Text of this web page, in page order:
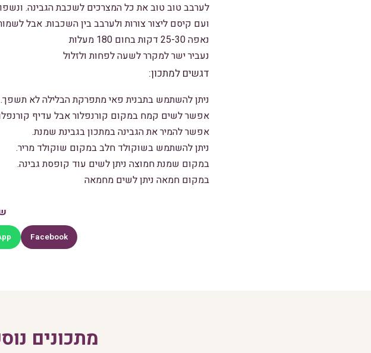
לערבב טוב טוב את כל המצרכים לשכבת הגבינה.
ועם קיסם ליצור צורות ולערבב בין השכבות. אבל
נאפה 25-30 דקות בחום 180 מעלות
נעביר ישר למקרר לשעה לפחות ולזלול
דגשים למתכון:
ניתן להשתמש בתבנית פאי מתפרקת הבלילה לא תשפך.
אפשר לשים קמח במקום קורנפלור אבל עדיף
אפשר להמיר את הגבינה במתכון בגבינת שמנת.
ניתן להשתמש בשוקולד חלב במקום שוקולד מריר.
במקום שמנת חמוצה ניתן לשים עוד קופסת גבינה.
במקום חמאה ניתן לשים מחמאה
Facebook
מתכונים